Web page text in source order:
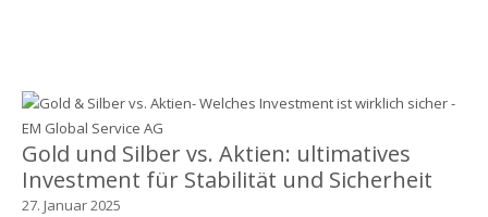
Gold und Silber vs. Aktien: ultimatives
Investment für Stabilität und Sicherheit
27. Januar 2025